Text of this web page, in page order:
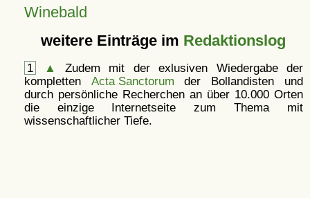
Winebald
weitere Einträge im Redaktionslog
1 ▲
Zudem mit der exlusiven Wiedergabe der
kompletten Acta Sanctorum der Bollandisten und
durch persönliche Recherchen an über 10.000 Orten
die einzige Internetseite zum Thema mit
wissenschaftlicher Tiefe.